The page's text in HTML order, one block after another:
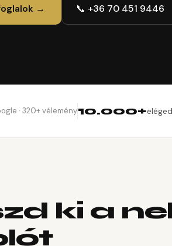
→ 📞 +36 70 451 9446
· 320+ vélemény10.000+
ki a